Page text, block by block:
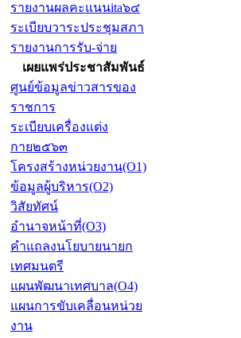
รายงานผลคะแนนita๖๔
ระเบียบวาระประชุมสภา
รายงานการรับ-จ่าย
เผยแพร่ประชาสัมพันธ์
ศูนย์ข้อมูลข่าวสารของ
ราชการ
ระเบียบเครื่องแต่ง
กาย๒๕๖๓
โครงสร้างหน่วยงาน(O1)
ข้อมูลผู้บริหาร(O2)
วิสัยทัศน์
อำนาจหน้าที่(O3)
คำแถลงนโยบายนายก
เทศมนตรี
แผนพัฒนาเทศบาล(O4)
แผนการขับเคลื่อนหน่วย
งาน